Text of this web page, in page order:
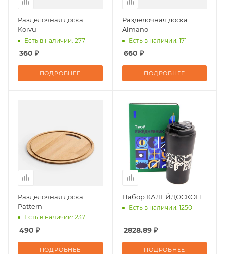
Разделочная доска
Koivu
Есть в наличии: 277
360 ₽
ПОДРОБНЕЕ
Разделочная доска
Almano
Есть в наличии: 171
660 ₽
ПОДРОБНЕЕ
Разделочная доска
Pattern
Есть в наличии: 237
490 ₽
ПОДРОБНЕЕ
Набор КАЛЕЙДОСКОП
Есть в наличии: 1250
2828.89 ₽
ПОДРОБНЕЕ